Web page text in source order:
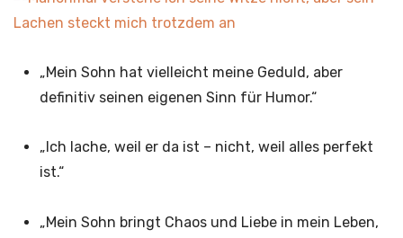
„Mein Sohn hat vielleicht meine Geduld, aber
definitiv seinen eigenen Sinn für Humor.“
„Ich lache, weil er da ist – nicht, weil alles perfekt
ist.“
„Mein Sohn bringt Chaos und Liebe in mein Leben,